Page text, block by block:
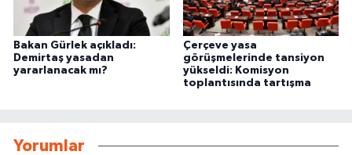
Bakan Gürlek açıkladı:
Demirtaş yasadan
yararlanacak mı?
Çerçeve yasa
görüşmelerinde tansiyon
yükseldi: Komisyon
toplantısında tartışma
Yorumlar